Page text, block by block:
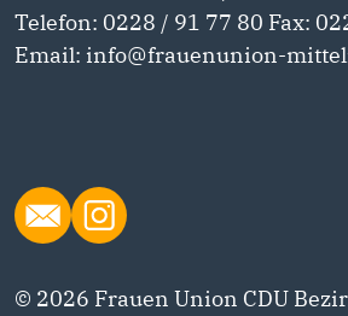
Telefon: 0228 / 91 77 80 Fax:
Email: info@frauenunion-
© 2026 Frauen Union CDU